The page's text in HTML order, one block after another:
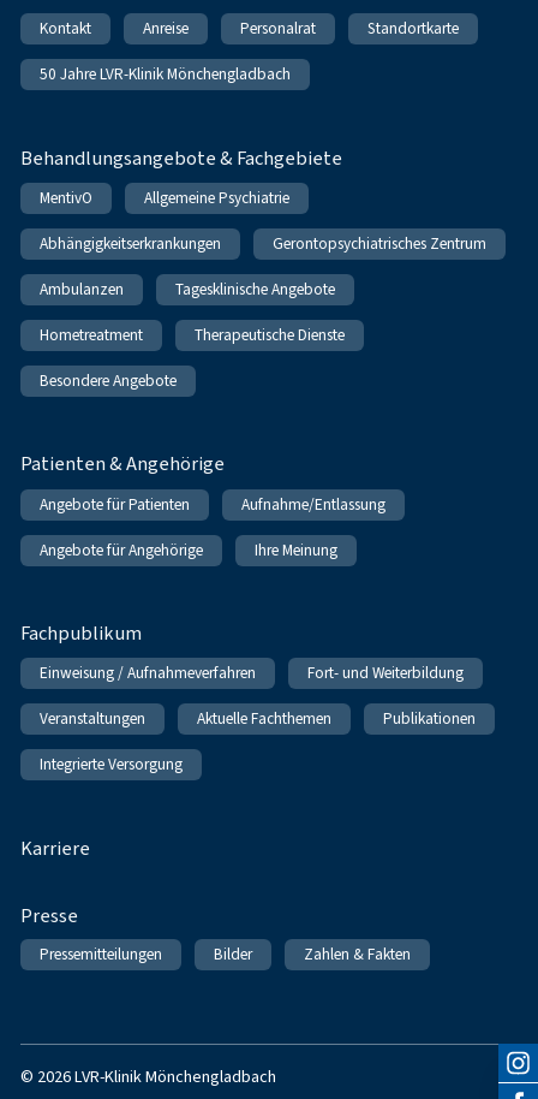
Kontakt Anreise Personalrat Standortkarte
50 Jahre LVR-Klinik Mönchengladbach
Behandlungsangebote & Fachgebiete
MentivO Allgemeine Psychiatrie
Abhängigkeitserkrankungen Gerontopsychiatrisches Zentrum
Ambulanzen Tagesklinische Angebote
Hometreatment Therapeutische Dienste
Besondere Angebote
Patienten & Angehörige
Angebote für Patienten Aufnahme/Entlassung
Angebote für Angehörige Ihre Meinung
Fachpublikum
Einweisung / Aufnahmeverfahren Fort- und Weiterbildung
Veranstaltungen Aktuelle Fachthemen Publikationen
Integrierte Versorgung
Karriere
Presse
Pressemitteilungen Bilder Zahlen & Fakten
© 2026 LVR-Klinik Mönchengladbach